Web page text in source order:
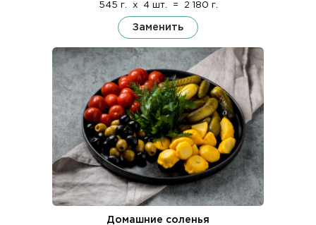
545 г. x 4 шт. = 2 180 г.
Заменить
Домашние соленья